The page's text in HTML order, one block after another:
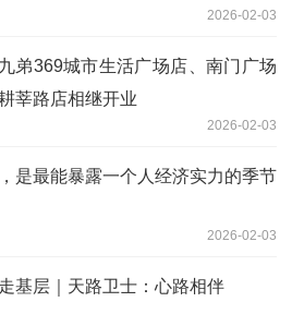
2026-02-03
弟369城市生活广场店、南门广场
莘路店相继开业
2026-02-03
是最能暴露一个人经济实力的季节
2026-02-03
基层｜天路卫士：心路相伴